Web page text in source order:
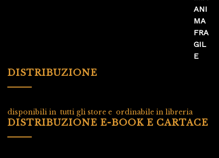
DISTRIBUZIONE
disponibili in tutti gli store e ordinabile in libreria
DISTRIBUZIONE E-BOOK E CARTACE